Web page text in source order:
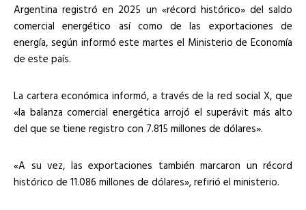
Argentina registró en 2025 un «récord histórico» del saldo
comercial energético así como de las exportaciones de
energía, según informó este martes el Ministerio de Economía
de este país.
La cartera económica informó, a través de la red social X, que
«la balanza comercial energética arrojó el superávit más alto
del que se tiene registro con 7.815 millones de dólares».
«A su vez, las exportaciones también marcaron un récord
histórico de 11.086 millones de dólares», refirió el ministerio.